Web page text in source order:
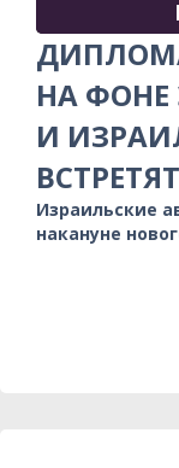
НА
И
Израильские
накануне